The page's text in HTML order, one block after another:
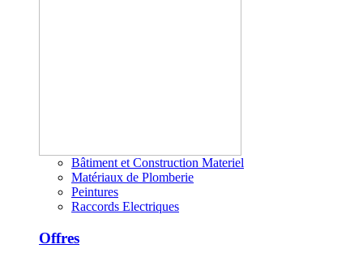
Bâtiment et Construction Materiel
Matériaux de Plomberie
Peintures
Raccords Electriques
Offres